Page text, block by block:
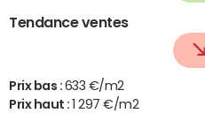
Tendance ventes
Prix bas : 633 €/m2
Prix haut :1 297 €/m2